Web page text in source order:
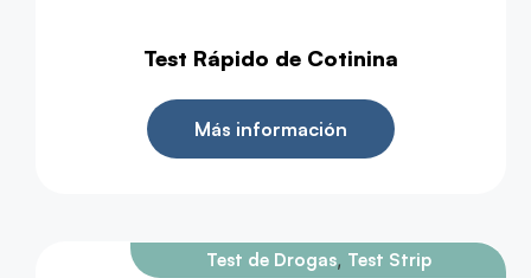
Test Rápido de Cotinina
Más información
Test de Drogas, Test Strip